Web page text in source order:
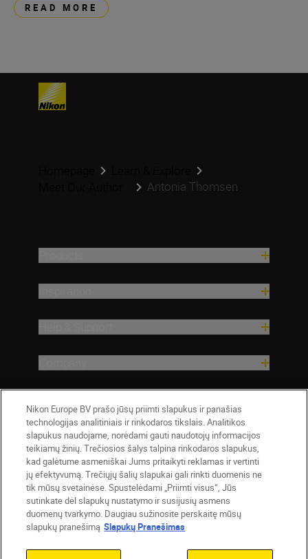
READ MORE
Antonia Thomsen
Lietuva Nikon Sites
Contact Us Privacy Notice
Terms of Use
Cookie Notice
Cookie Settings
© 2026 Nikon
Nikon Europe BV prašo jūsų priimti slapukus ir panašias
technologijas analitiniais ir rinkodaros tikslais. Analitikos
slapukus naudojame, norėdami gauti naudotojų informacijos
teikiamų žinių. Trečiosios šalys talpina rinkodaros slapukus,
kad galėtume asmeniškai Jums pritaikyti reklamas ir vertinti
jų efektyvumą. Trečiųjų šalių slapukai gali rinkti duomenis ne
tik mūsų svetainėse. Spustelėdami „Priimti visus“, Jūs
sutinkate dėl slapukų nustatymo ir susijusių asmens
duomenų tvarkymo. Daugiau sužinosite perskaitę mūsų
slapukų pranešimą Slapukų Pranešimas